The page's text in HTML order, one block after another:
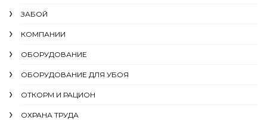
ЗАБОЙ
КОМПАНИИ
ОБОРУДОВАНИЕ
ОБОРУДОВАНИЕ ДЛЯ УБОЯ
ОТКОРМ И РАЦИОН
ОХРАНА ТРУДА